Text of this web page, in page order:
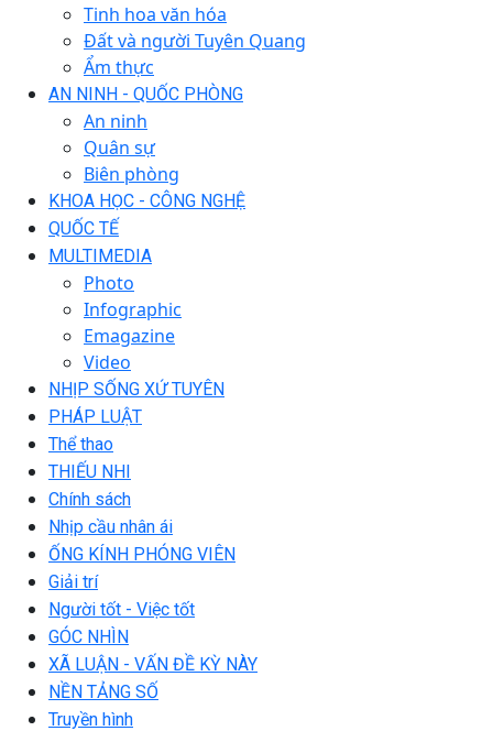
Tinh hoa văn hóa
Đất và người Tuyên Quang
Ẩm thực
AN NINH - QUỐC PHÒNG
An ninh
Quân sự
Biên phòng
KHOA HỌC - CÔNG NGHỆ
QUỐC TẾ
MULTIMEDIA
Photo
Infographic
Emagazine
Video
NHỊP SỐNG XỨ TUYÊN
PHÁP LUẬT
Thể thao
THIẾU NHI
Chính sách
Nhịp cầu nhân ái
ỐNG KÍNH PHÓNG VIÊN
Giải trí
Người tốt - Việc tốt
GÓC NHÌN
XÃ LUẬN - VẤN ĐỀ KỲ NÀY
NỀN TẢNG SỐ
Truyền hình